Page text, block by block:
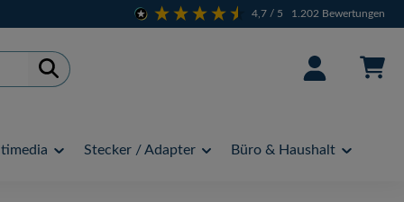
4,7 / 5 1.202 Bewertungen
Stecker / Adapter Büro & Haushalt